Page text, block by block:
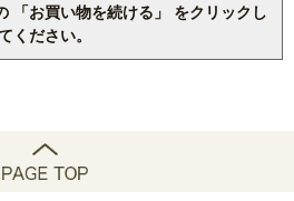
「お買い物を続ける」 をクリックし
ください。